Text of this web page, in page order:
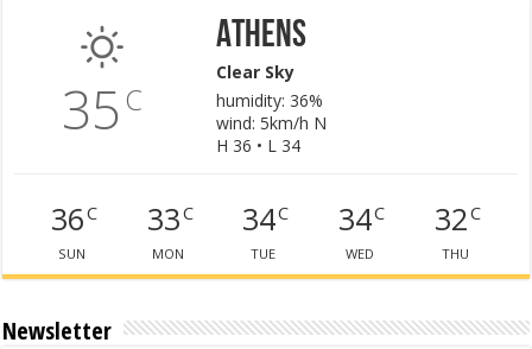
35C
Athens
Clear Sky
humidity: 36%
wind: 5km/h N
H 36 • L 34
36C
SUN
33C
MON
34C
TUE
34C
WED
32C
THU
Newsletter